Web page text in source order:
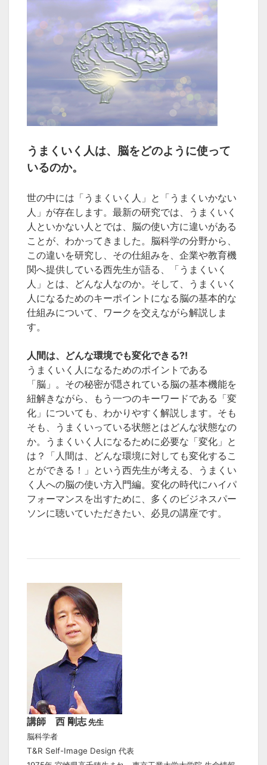
うまくいく人は、脳をどのように使って
いるのか。
世の中には「うまくいく人」と「うまくいかない
人」が存在します。最新の研究では、うまくいく
人といかない人とでは、脳の使い方に違いがある
ことが、わかってきました。脳科学の分野から、
この違いを研究し、その仕組みを、企業や教育機
関へ提供している西先生が語る、「うまくいく
人」とは、どんな人なのか。そして、うまくいく
人になるためのキーポイントになる脳の基本的な
仕組みについて、ワークを交えながら解説しま
す。
人間は、どんな環境でも変化できる?!
うまくいく人になるためのポイントである
「脳」。その秘密が隠されている脳の基本機能を
紐解きながら、もう一つのキーワードである「変
化」についても、わかりやすく解説します。そも
そも、うまくいっている状態とはどんな状態なの
か。うまくいく人になるために必要な「変化」と
は？「人間は、どんな環境に対しても変化するこ
とができる！」という西先生が考える、うまくい
く人への脳の使い方入門編。変化の時代にハイパ
フォーマンスを出すために、多くのビジネスパー
ソンに聴いていただきたい、必見の講座です。
講師 西 剛志先生
脳科学者
T&R Self-Image Design 代表